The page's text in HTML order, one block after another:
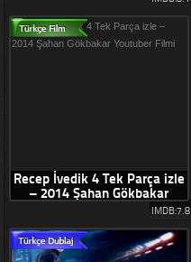
Recep İvedik 4 Tek Parça izle
– 2014 Şahan Gökbakar
IMDB:7.8